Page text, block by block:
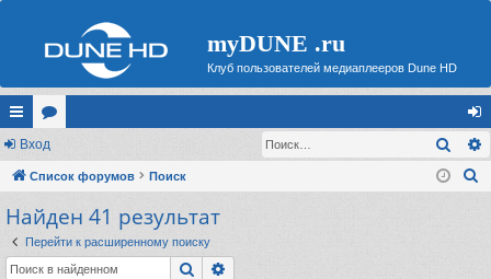
myDUNE .ru
Клуб пользователей медиаплееров Dune HD
с
ы
лк
и
ор
ум
ы
хо
д
Вход
Список форумов Поиск
Найден 41 результат
Перейти к расширенному поиску
Поиск